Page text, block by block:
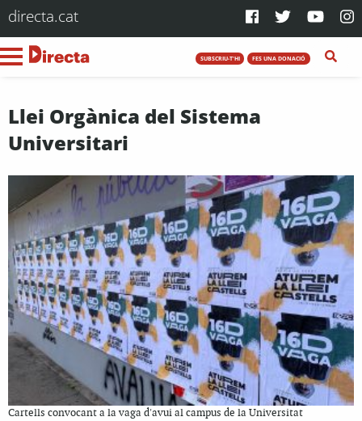
directa.cat
SUBSCRIU-T'HI FES UNA DONACIÓ
Llei Orgànica del Sistema
Universitari
Cartells convocant a la vaga d'avui al campus de la Universitat